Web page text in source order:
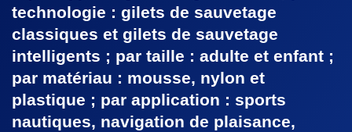
technologie : gilets de sauvetage
classiques et gilets de sauvetage
intelligents ; par taille : adulte et enfant ;
par matériau : mousse, nylon et
plastique ; par application : sports
nautiques, navigation de plaisance,